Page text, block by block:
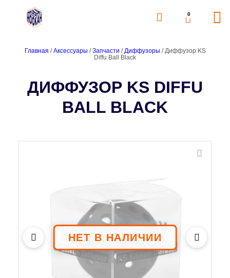
0
Главная /Аксессуары /Запчасти /Диффузоры / Диффузор KS
Diffu Ball Black
ДИФФУЗОР KS DIFFU
BALL BLACK